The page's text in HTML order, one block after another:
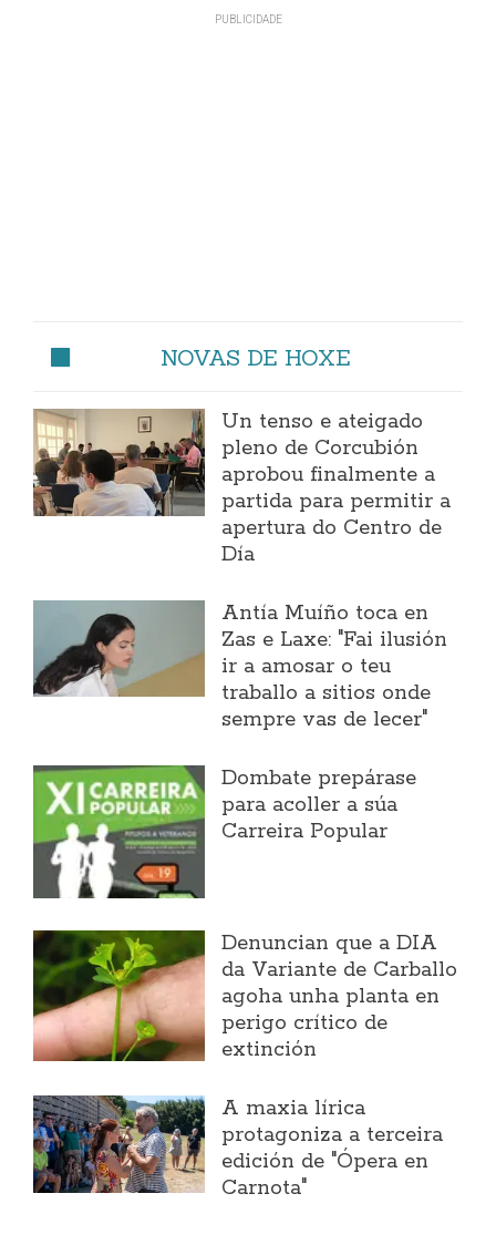
NOVAS DE HOXE
Un tenso e ateigado
pleno de Corcubión
aprobou finalmente a
partida para permitir a
apertura do Centro de
Día
Antía Muíño toca en
Zas e Laxe: "Fai ilusión
ir a amosar o teu
traballo a sitios onde
sempre vas de lecer"
Dombate prepárase
para acoller a súa
Carreira Popular
Denuncian que a DIA
da Variante de Carballo
agoha unha planta en
perigo crítico de
extinción
A maxia lírica
protagoniza a terceira
edición de "Ópera en
Carnota"